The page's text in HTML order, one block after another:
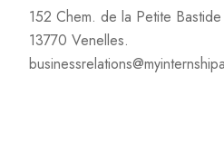
152 Chem. de la Petite Bastide
13770 Venelles.